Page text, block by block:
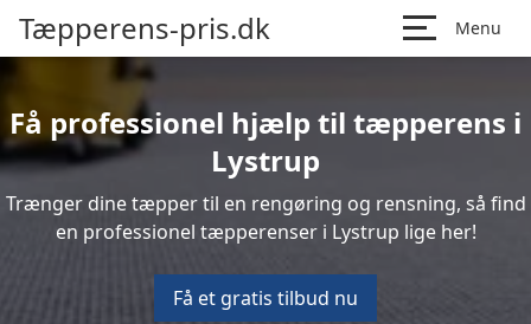
Tæpperens-pris.dk Menu
Få professionel hjælp til tæpperens i
Lystrup
Trænger dine tæpper til en rengøring og rensning, så find
en professionel tæpperenser i Lystrup lige her!
Få et gratis tilbud nu